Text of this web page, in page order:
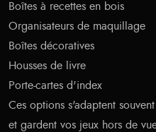
Boîtes à recettes en bois
Organisateurs de maquillage
Boîtes décoratives
Housses de livre
Porte-cartes d'index
Ces options s'adaptent
et gardent vos jeux hors de